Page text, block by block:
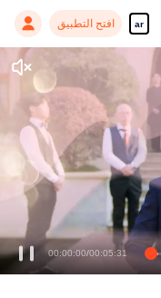
ar افتح التطبيق
00:00:00/00:05:31